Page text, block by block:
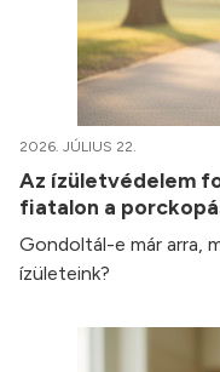
2026. JÚLIUS 22.
Az ízületvédelem
fiatalon a
Gondoltál-e már arra,
ízületeink?